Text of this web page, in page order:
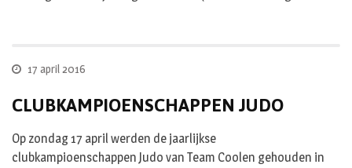
17 april 2016
CLUBKAMPIOENSCHAPPEN JUDO
Op zondag 17 april werden de jaarlijkse
clubkampioenschappen Judo van Team Coolen gehouden in